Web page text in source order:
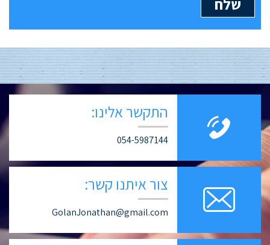
התקשר אלינו:
054-5987144
צור איתנו קשר:
GolanJonathan@gmail.com